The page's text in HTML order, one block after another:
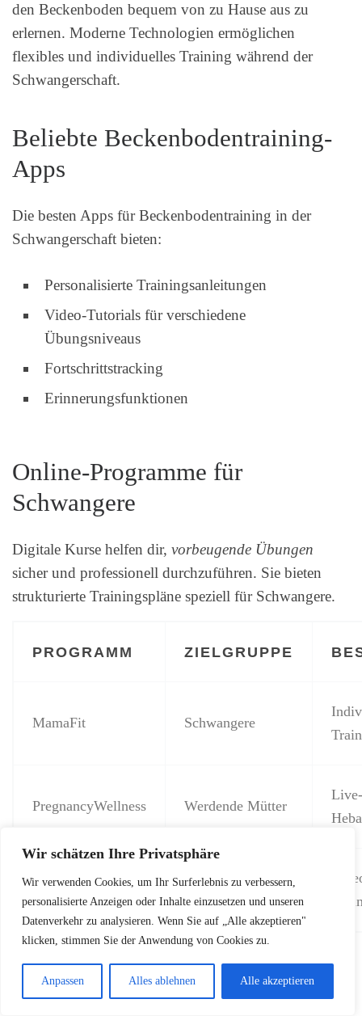
Wir schätzen Ihre Privatsphäre
Wir verwenden Cookies, um Ihr Surferlebnis zu verbessern,
personalisierte Anzeigen oder Inhalte einzusetzen und unseren
Datenverkehr zu analysieren. Wenn Sie auf „Alle akzeptieren"
klicken, stimmen Sie der Anwendung von Cookies zu.
Anpassen Alles ablehnen Alle akzeptieren
den Beckenboden bequem von zu Hause aus zu
erlernen. Moderne Technologien ermöglichen
flexibles und individuelles Training während der
Schwangerschaft.
Beliebte Beckenbodentraining-
Apps
Die besten Apps für Beckenbodentraining in der
Schwangerschaft bieten:
Personalisierte Trainingsanleitungen
Video-Tutorials für verschiedene
Übungsniveaus
Fortschrittstracking
Erinnerungsfunktionen
Online-Programme für
Schwangere
Digitale Kurse helfen dir, vorbeugende Übungen
sicher und professionell durchzuführen. Sie bieten
strukturierte Trainingspläne speziell für Schwangere.
PROGRAMM ZIELGRUPPE
MamaFit Schwangere
PregnancyWellness Werdende Mütter
BeckenbodenPro Alle Trimester
Community und Austausch